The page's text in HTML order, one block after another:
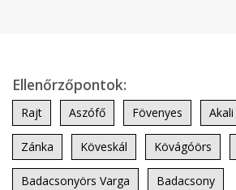
Ellenőrzőpontok:
Rajt Aszófő Fövenyes Akali
Zánka Köveskál Kövágóörs
Badacsonyörs Varga Badacsony